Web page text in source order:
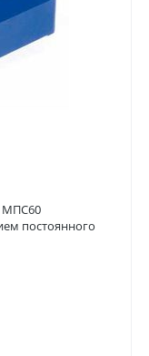
МПС60
постоянного